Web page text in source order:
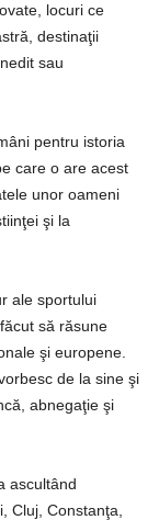
locuri ce
destinaţii
sau
pentru istoria
care o are acest
unor oameni
şi la
ale sportului
să răsune
şi europene.
de la sine şi
abnegaţie şi
ascultând
Cluj, Constanţa,